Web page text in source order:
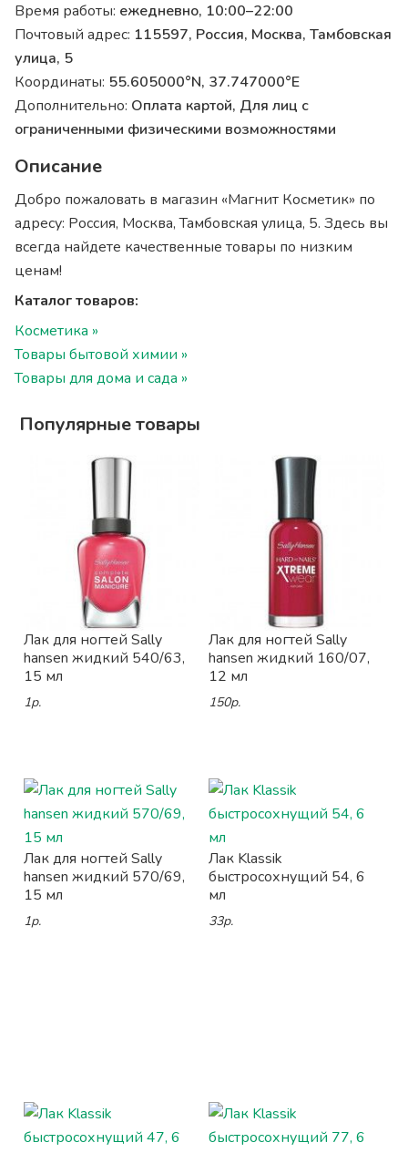
Время работы: ежедневно, 10:00–22:00
Почтовый адрес: 115597, Россия, Москва, Тамбовская
улица, 5
Координаты: 55.605000°N, 37.747000°E
Дополнительно: Оплата картой, Для лиц с
ограниченными физическими возможностями
Описание
Добро пожаловать в магазин «Магнит Косметик» по
адресу: Россия, Москва, Тамбовская улица, 5. Здесь вы
всегда найдете качественные товары по низким
ценам!
Каталог товаров:
Косметика »
Товары бытовой химии »
Товары для дома и сада »
Популярные товары
Лак для ногтей Sally
hansen жидкий 540/63,
15 мл
1р.
Лак для ногтей Sally
hansen жидкий 160/07,
12 мл
150р.
Лак для ногтей Sally
hansen жидкий 570/69,
15 мл
1р.
Лак Klassik
быстросохнущий 54, 6
мл
33р.